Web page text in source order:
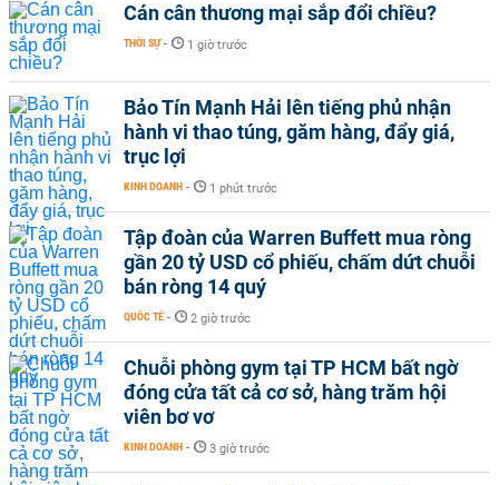
Cán cân thương mại sắp đổi chiều?
THỜI SỰ - 1 giờ trước
Bảo Tín Mạnh Hải lên tiếng phủ nhận
hành vi thao túng, găm hàng, đẩy giá,
trục lợi
KINH DOANH - 1 phút trước
Tập đoàn của Warren Buffett mua ròng
gần 20 tỷ USD cổ phiếu, chấm dứt chuỗi
bán ròng 14 quý
QUỐC TẾ - 2 giờ trước
Chuỗi phòng gym tại TP HCM bất ngờ
đóng cửa tất cả cơ sở, hàng trăm hội
viên bơ vơ
KINH DOANH - 3 giờ trước